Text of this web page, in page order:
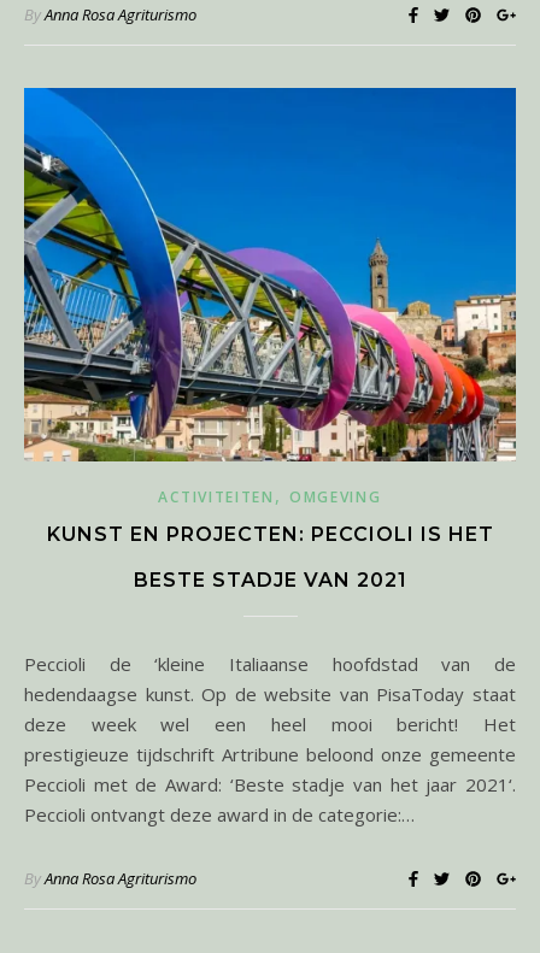
ByAnna Rosa Agriturismo
ACTIVITEITEN , OMGEVING
KUNST EN PROJECTEN: PECCIOLI IS HET
BESTE STADJE VAN 2021
Peccioli de ‘kleine Italiaanse hoofdstad van de
hedendaagse kunst. Op de website van PisaToday staat
deze week wel een heel mooi bericht! Het
prestigieuze tijdschrift Artribune beloond onze gemeente
Peccioli met de Award: ‘Beste stadje van het jaar 2021‘.
Peccioli ontvangt deze award in de categorie:…
ByAnna Rosa Agriturismo